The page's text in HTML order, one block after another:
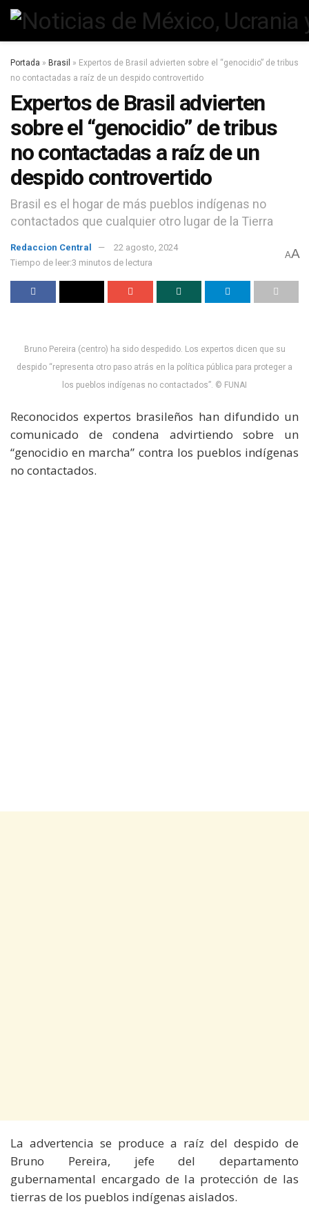
Portada » Brasil » Expertos de Brasil advierten sobre el “genocidio” de tribus
no contactadas a raíz de un despido controvertido
Expertos de Brasil advierten
sobre el “genocidio” de tribus
no contactadas a raíz de un
despido controvertido
Brasil es el hogar de más pueblos indígenas no
contactados que cualquier otro lugar de la Tierra
Redaccion Central
22 agosto, 2024
Tiempo de leer:3 minutos de lectura
AA
Bruno Pereira (centro) ha sido despedido. Los expertos dicen que su
despido “representa otro paso atrás en la política pública para proteger a
los pueblos indígenas no contactados”. © FUNAI
Reconocidos expertos brasileños han difundido un
comunicado de condena advirtiendo sobre un
“genocidio en marcha” contra los pueblos indígenas
no contactados.
La advertencia se produce a raíz del despido de
Bruno Pereira, jefe del departamento
gubernamental encargado de la protección de las
tierras de los pueblos indígenas aislados.